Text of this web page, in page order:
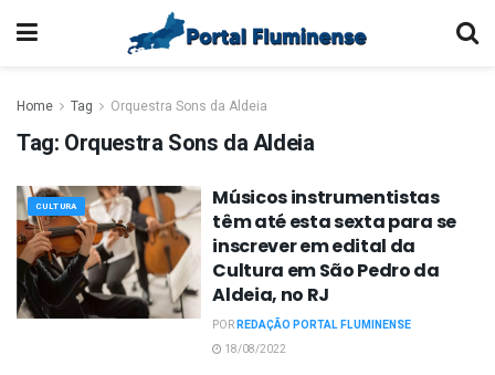
Home Tag Orquestra Sons da Aldeia
Tag: Orquestra Sons da Aldeia
CULTURA
Músicos instrumentistas
têm até esta sexta para se
inscrever em edital da
Cultura em São Pedro da
Aldeia, no RJ
PORREDAÇÃO PORTAL FLUMINENSE
18/08/2022